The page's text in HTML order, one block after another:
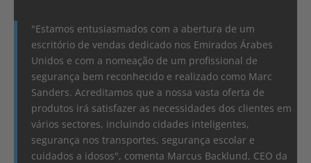
"Estamos entusiasmados com a abertura de um
escritório de vendas dedicado nos Emirados Árabes
Unidos e com a nomeação de um profissional de
segurança bem reconhecido e realizado como Marc
Sanders. Acreditamos que a nossa vasta oferta de
produtos irá satisfazer as necessidades dos clientes em
vários sectores, incluindo cidades inteligentes,
segurança nos transportes, segurança escolar e
cuidados a idosos", comenta Marcus Backlund, CEO da